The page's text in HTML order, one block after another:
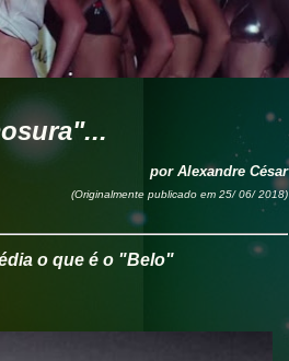
por Alexandre César
(Originalmente publicado em 25/ 06/ 2018)
o que é o "Belo"